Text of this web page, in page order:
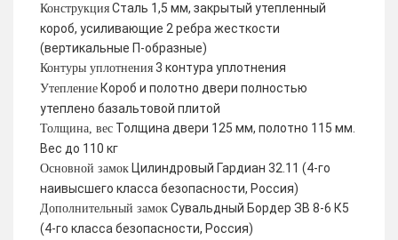
Конструкция Сталь 1,5 мм, закрытый утепленный
короб, усиливающие 2 ребра жесткости
(вертикальные П-образные)
Контуры уплотнения 3 контура уплотнения
Утепление Короб и полотно двери полностью
утеплено базальтовой плитой
Толщина, вес Толщина двери 125 мм, полотно 115 мм.
Вес до 110 кг
Основной замок Цилиндровый Гардиан 32.11 (4-го
наивысшего класса безопасности, Россия)
Дополнительный замок Сувальдный Бордер ЗВ 8-6 К5
(4-го класса безопасности, Россия)